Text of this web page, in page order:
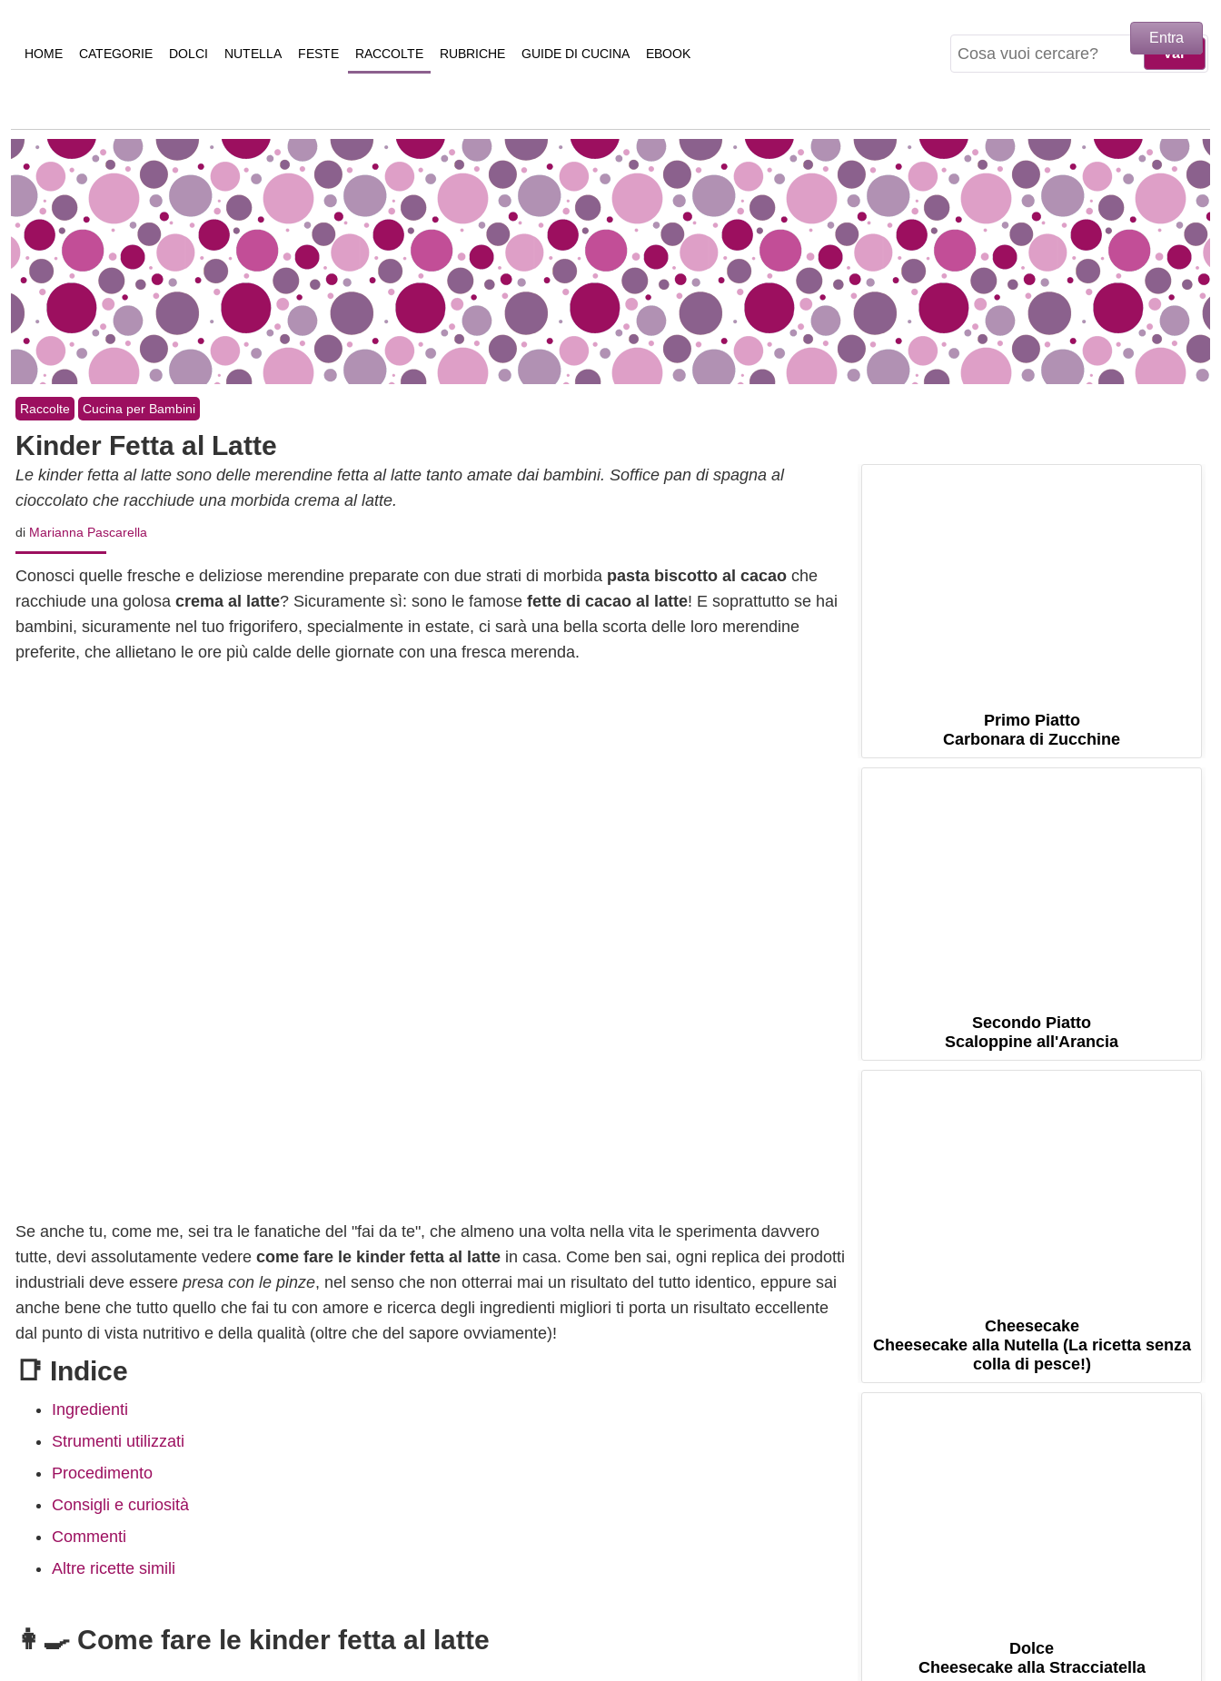
HOME CATEGORIE DOLCI NUTELLA FESTE RACCOLTE RUBRICHE GUIDE DI CUCINA EBOOK
Raccolte Cucina per Bambini
Kinder Fetta al Latte
Le kinder fetta al latte sono delle merendine fetta al latte tanto amate dai bambini. Soffice pan di spagna al
cioccolato che racchiude una morbida crema al latte.
di Marianna Pascarella
Conosci quelle fresche e deliziose merendine preparate con due strati di morbida pasta biscotto al cacao che
racchiude una golosa crema al latte? Sicuramente sì: sono le famose fette di cacao al latte! E soprattutto se hai
bambini, sicuramente nel tuo frigorifero, specialmente in estate, ci sarà una bella scorta delle loro merendine
preferite, che allietano le ore più calde delle giornate con una fresca merenda.
Se anche tu, come me, sei tra le fanatiche del "fai da te", che almeno una volta nella vita le sperimenta davvero
tutte, devi assolutamente vedere come fare le kinder fetta al latte in casa. Come ben sai, ogni replica dei prodotti
industriali deve essere presa con le pinze, nel senso che non otterrai mai un risultato del tutto identico, eppure sai
anche bene che tutto quello che fai tu con amore e ricerca degli ingredienti migliori ti porta un risultato eccellente
dal punto di vista nutritivo e della qualità (oltre che del sapore ovviamente)!
📑 Indice
Ingredienti
Strumenti utilizzati
Procedimento
Consigli e curiosità
Commenti
Altre ricette simili
👩‍🍳 Come fare le kinder fetta al latte
Primo Piatto
Carbonara di Zucchine
Secondo Piatto
Scaloppine all'Arancia
Cheesecake
Cheesecake alla Nutella (La ricetta senza
colla di pesce!)
Dolce
Cheesecake alla Stracciatella
Entra